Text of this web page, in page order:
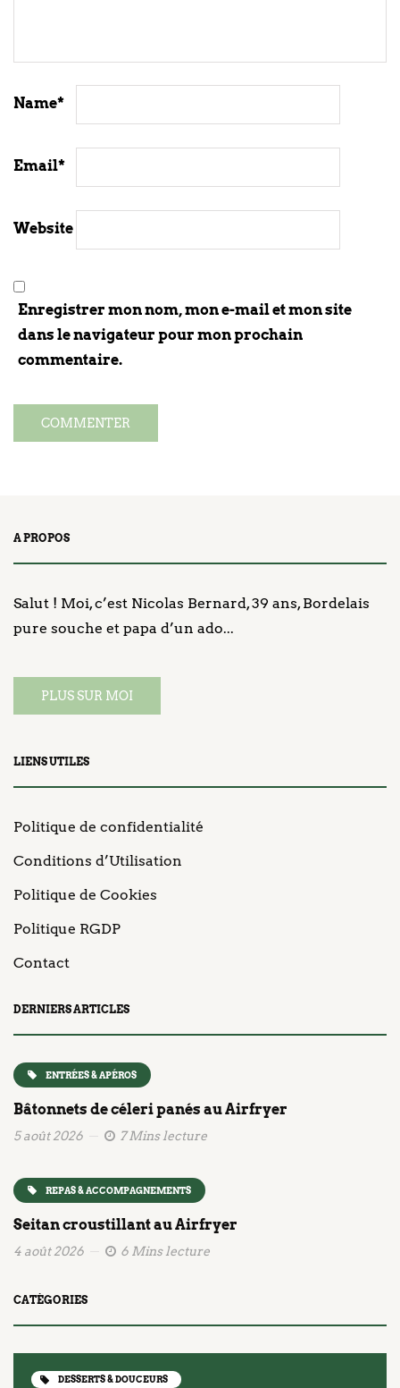
Name*
Email*
Website
Enregistrer mon nom, mon e-mail et mon site
dans le navigateur pour mon prochain
commentaire.
A PROPOS
Salut ! Moi, c’est Nicolas Bernard, 39 ans, Bordelais
pure souche et papa d’un ado...
PLUS SUR MOI
LIENS UTILES
Politique de confidentialité
Conditions d’Utilisation
Politique de Cookies
Politique RGDP
Contact
DERNIERS ARTICLES
ENTRÉES & APÉROS
Bâtonnets de céleri panés au Airfryer
5 août 2026 7 Mins lecture
REPAS & ACCOMPAGNEMENTS
Seitan croustillant au Airfryer
4 août 2026 6 Mins lecture
CATÉGORIES
DESSERTS & DOUCEURS